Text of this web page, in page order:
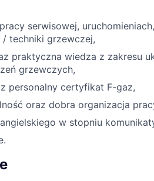
serwisowej,
/ techniki grzewczej,
praktyczna wiedza z zakresu
grzewczych,
personalny certyfikat F-gaz,
oraz dobra organizacja
w stopniu